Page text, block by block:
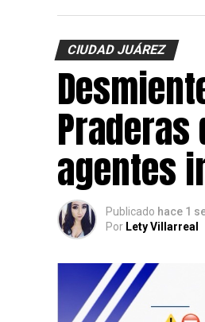
CIUDAD JUÁREZ
Praderas
agentes
Publicado hace 1
Por Lety Villarreal